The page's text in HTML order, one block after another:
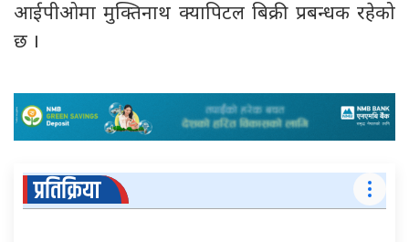
आईपीओमा मुक्तिनाथ क्यापिटल बिक्री प्रबन्धक रहेको
छ ।
प्रतिक्रिया